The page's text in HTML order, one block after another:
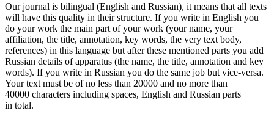
Our journal is bilingual (English and Russian), it means that all texts
will have this quality in their structure. If you write in English you
do your work the main part of your work (your name, your
affiliation, the title, annotation, key words, the very text body,
references) in this language but after these mentioned parts you add
Russian details of apparatus (the name, the title, annotation and key
words). If you write in Russian you do the same job but vice-versa.
Your text must be ofno less than 20000 and no more than
40000 characters including spaces, English and Russian parts
in total.